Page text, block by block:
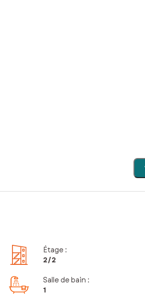
Étage :
2/2
Salle de bain :
1